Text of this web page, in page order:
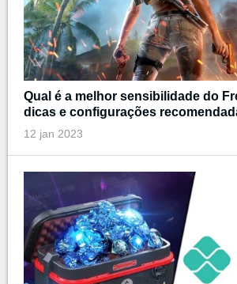
Qual é a melhor sensibilidade do
dicas e configurações
12 jan 2023